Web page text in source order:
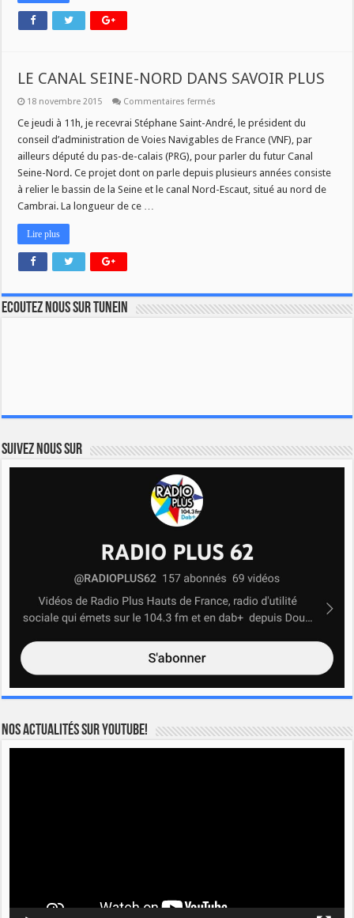
LE CANAL SEINE-NORD DANS SAVOIR PLUS
18 novembre 2015 Commentaires fermés
CANAL
NORD
DANS
SAVOIR
PLUS
Ce jeudi à 11h, je recevrai Stéphane Saint-André, le président du
conseil d’administration de Voies Navigables de France (VNF), par
ailleurs député du pas-de-calais (PRG), pour parler du futur Canal
Seine-Nord. Ce projet dont on parle depuis plusieurs années consiste
à relier le bassin de la Seine et le canal Nord-Escaut, situé au nord de
Cambrai. La longueur de ce …
Lire plus
Ecoutez nous sur TuneIn
Suivez nous sur
Nos actualités sur YOUTUBE!